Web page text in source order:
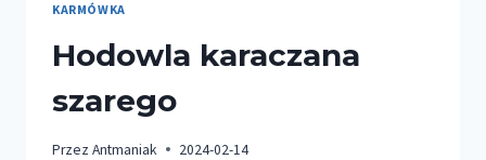
KARMÓWKA
Hodowla karaczana
szarego
Przez Antmaniak 2024-02-14